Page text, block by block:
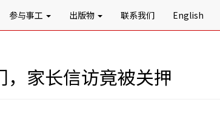
参与事工 出版物 联系我们 English
家长信访竟被关押